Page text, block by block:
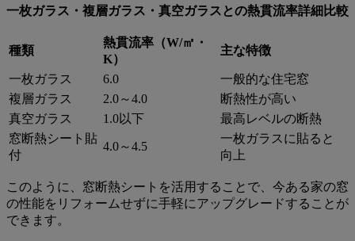
一枚ガラス・複層ガラス・真空ガラスとの熱貫流率詳細比較
種類
熱貫流率（W/㎡・
K）
主な特徴
一枚ガラス 6.0
一般的な住宅窓
複層ガラス
2.0～4.0
断熱性が高い
真空ガラス
1.0以下
最高レベルの断熱
窓断熱シート貼
付
4.0～4.5
一枚ガラスに貼ると
向上
このように、窓断熱シートを活用することで、今ある家の窓
の性能をリフォームせずに手軽にアップグレードすることが
できます。